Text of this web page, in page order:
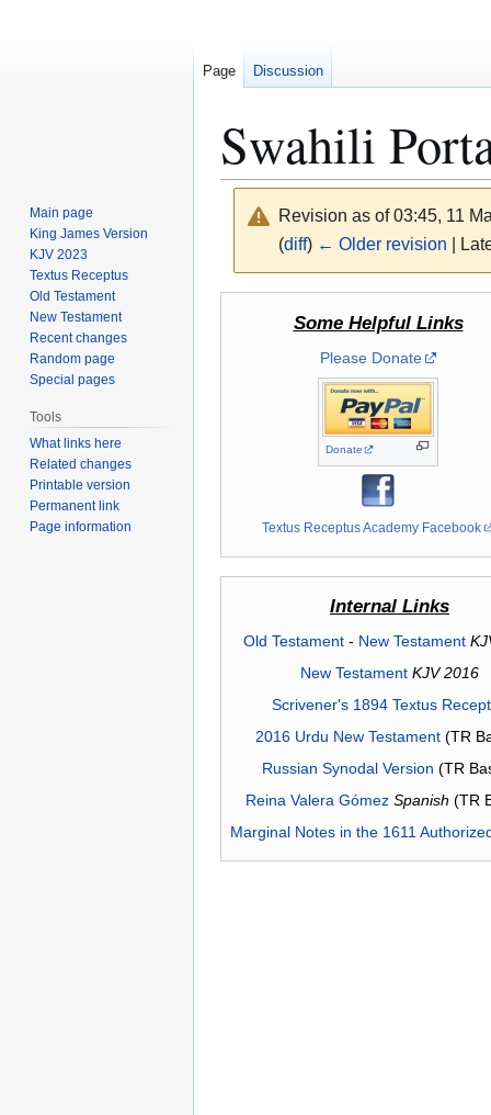
Swahili
Revision as of 03:45, 11
(diff) ← Older revision |
Some Helpful Links
Please Donate
Donate
Textus Receptus Academy Facebook
Internal Links
Old Testament- New Testament
New Testament KJV 2016
Scrivener's 1894 Textus
2016 Urdu New Testament(TR
Russian Synodal Version (TR
Reina Valera Gómez Spanish (TR
Marginal Notes in the 1611
Page Discussion
Main page
King James Version
KJV 2023
Textus Receptus
Old Testament
New Testament
Recent changes
Random page
Special pages
Tools
What links here
Related changes
Printable version
Permanent link
Page information